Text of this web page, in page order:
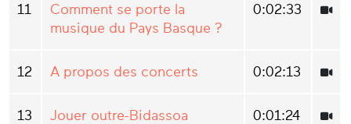
11
Comment se porte la
musique du Pays Basque ?
0:02:33
12 A propos des concerts 0:02:13
13 Jouer outre-Bidassoa 0:01:24